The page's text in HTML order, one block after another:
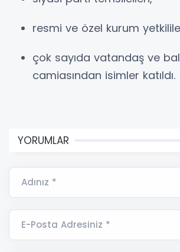
resmi ve özel kurum
çok sayıda vatandaş ve
camiasından isimler katıldı.
YORUMLAR
Adınız *
E-Posta Adresiniz *